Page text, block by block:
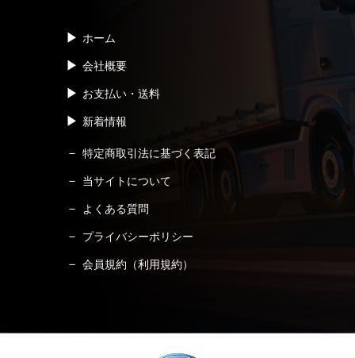
ホーム
会社概要
お支払い・送料
新着情報
特定商取引法に基づく表記
当サイトについて
よくある質問
プライバシーポリシー
会員規約（利用規約）